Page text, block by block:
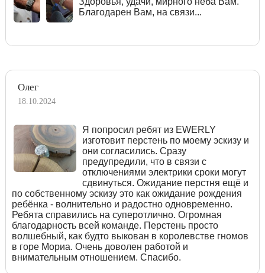
Благодарен Вам, на связи...
Олег
18.10.2024
Я попросил ребят из EWERLY
изготовит перстень по моему эскизу и
они согласились. Сразу
предупредили, что в связи с
отключениями электрики сроки могут
сдвинуться. Ожидание перстня ещё и
по собственному эскизу это как ожидание рождения
ребёнка - волнительно и радостно одновременно.
Ребята справились на суперотлично. Огромная
благодарность всей команде. Перстень просто
волшебный, как будто выкован в королевстве гномов
в горе Мориа. Очень доволен работой и
внимательным отношением. Спасибо.